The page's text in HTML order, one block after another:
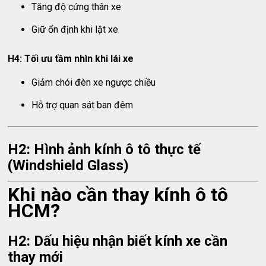
Tăng độ cứng thân xe
Giữ ổn định khi lật xe
H4: Tối ưu tầm nhìn khi lái xe
Giảm chói đèn xe ngược chiều
Hỗ trợ quan sát ban đêm
H2: Hình ảnh kính ô tô thực tế
(Windshield Glass)
Khi nào cần thay kính ô tô
HCM?
H2: Dấu hiệu nhận biết kính xe cần
thay mới